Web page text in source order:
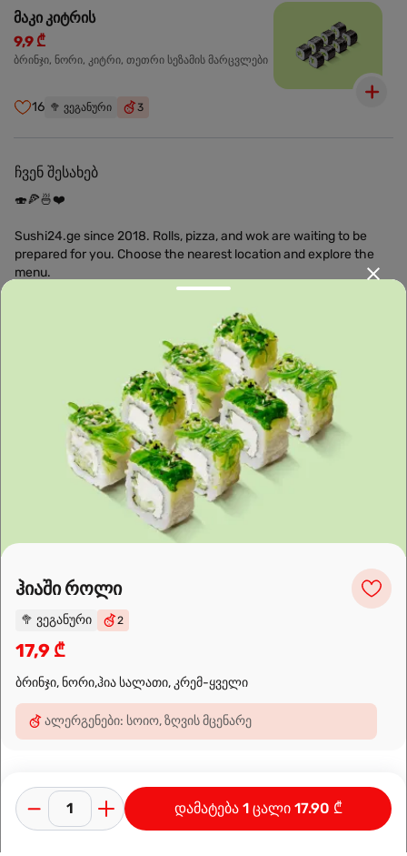
მაკი კიტრის
9,9 ₾
ბრინჯი, ნორი, კიტრი, თეთრი სეზამის მარცვლები
16 🥦 ვეგანური 3
ჩვენ შესახებ
🍣🍕🍜❤️
Sushi24.ge since 2018. Rolls, pizza, and wok are waiting to be
prepared for you. Choose the nearest location and explore the
menu.
| OpenFreeMap OpenMapTiles
ჰიაში როლი
🥦 ვეგანური 2
17,9 ₾
ბრინჯი, ნორი,ჰია სალათი, კრემ-ყველი
ალერგენები: სოიო, ზღვის მცენარე
დამატება 1 ცალი 17.90 ₾